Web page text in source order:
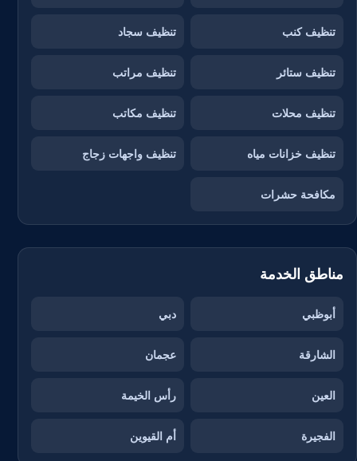
تنظيف كنب تنظيف سجاد
تنظيف ستائر تنظيف مراتب
تنظيف محلات تنظيف مكاتب
تنظيف خزانات مياه تنظيف واجهات زجاج
مكافحة حشرات
مناطق الخدمة
أبوظبي دبي
الشارقة عجمان
العين رأس الخيمة
الفجيرة أم القيوين